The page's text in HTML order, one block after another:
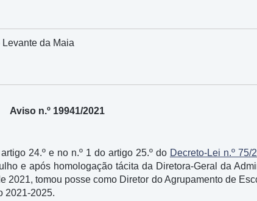
da Maia
Aviso n.º 19941/2021
24.º e no n.º 1 do artigo 25.º do Decreto-Lei n.º 75/
e após homologação tácita da Diretora-Geral da
tomou posse como Diretor do Agrupamento de
2021-2025.